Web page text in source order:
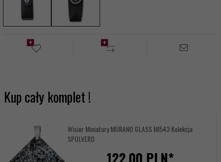
Kup cały komplet !
Wisior Miniatury MURANO GLASS MI543 Kolekcja
SPOLVERO
122,00 PLN*